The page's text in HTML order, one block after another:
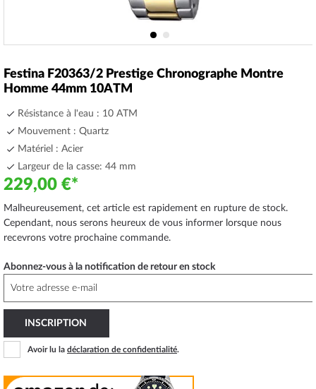
the
beginning
images
gallery
Festina F20363/2 Prestige Chronographe Montre
Homme 44mm 10ATM
Résistance à l'eau : 10 ATM
Mouvement : Quartz
Matériel : Acier
Largeur de la casse: 44 mm
229,00 €
Malheureusement, cet article est rapidement en rupture de stock.
Cependant, nous serons heureux de vous informer lorsque nous
recevrons votre prochaine commande.
Abonnez-vous à la notification de retour en stock
INSCRIPTION
Avoir lu la déclaration de confidentialité.